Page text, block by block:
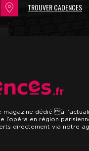
TROUVER CADENCES
.fr
magazine dédié à
l’opéra en région
directement via notre